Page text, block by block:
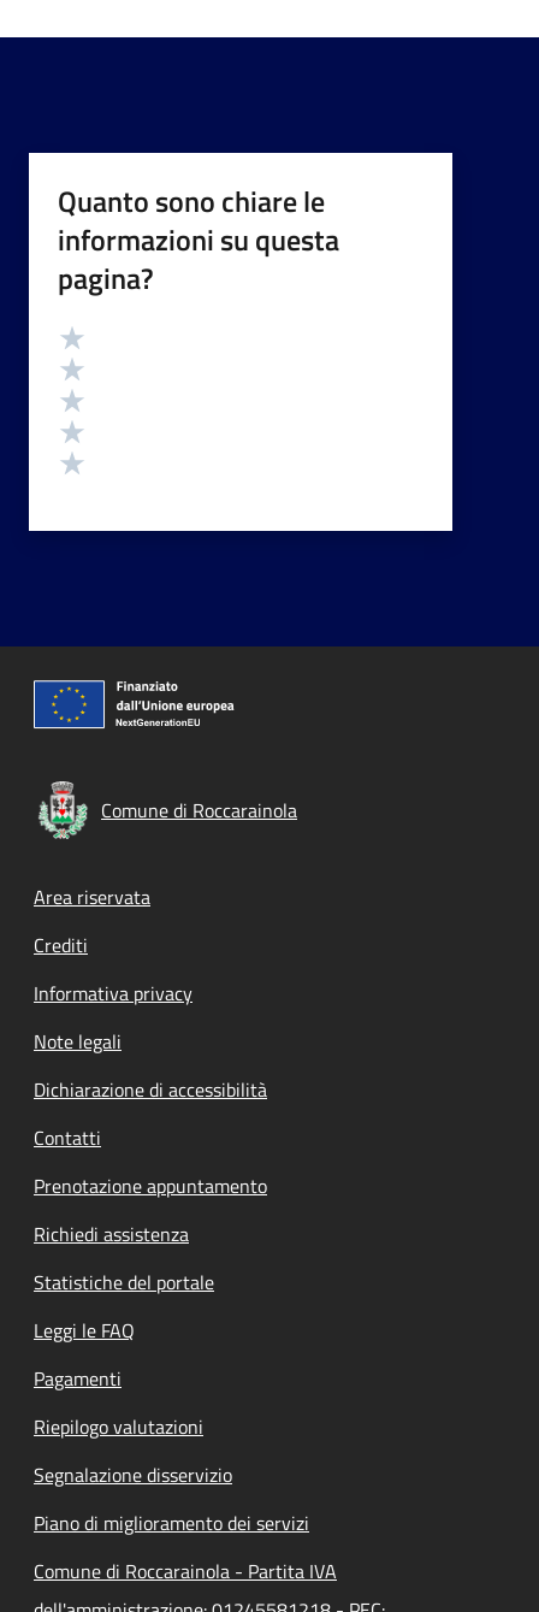
Quanto sono chiare le
informazioni su questa
pagina?
Valutazione
Comune di Roccarainola
Footer menu
Area riservata
Crediti
Informativa privacy
Note legali
Dichiarazione di accessibilità
Contatti
Prenotazione appuntamento
Richiedi assistenza
Statistiche del portale
Leggi le FAQ
Pagamenti
Riepilogo valutazioni
Segnalazione disservizio
Piano di miglioramento dei servizi
Comune di Roccarainola - Partita IVA